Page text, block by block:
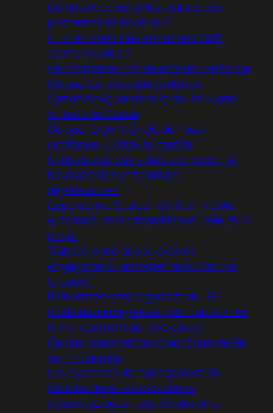
Comment concilier les statuts des
personnes et les rôles ?
Et si on rendait les entretiens 360°
vraiment utiles ?
Le commerce comme acte de confiance
Ce que tu ne dis pas te détruit
L’art de naviguer dans le doute quand
on est à la Source
Ce que l’argent révèle de nous :
confiance, justice, humanité
Robustesse, subsidiarité et vivant : la
boussole des entreprises
régénératives
La personne Source : ce rôle invisible
qui structure la hiérarchie naturelle d’un
projet
Transparence des salaires et
engagement : entretien avec Aliocha
Iordanoff
Réinventer votre organisation : 18
modèles managériaux pour transformer
le management de l’entreprise
Ce que la recherche scientifique révèle
sur l’Holacratie
Les systèmes de management de
l’autonomie et les personnes
neuroatypiques : une révolution à